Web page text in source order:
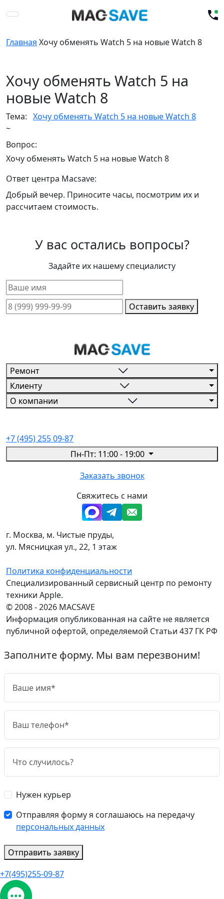
Главная Хочу обменять Watch 5 на новые Watch 8
Хочу обменять Watch 5 на
новые Watch 8
Тема: Хочу обменять Watch 5 на новые Watch 8
~
Вопрос:
Хочу обменять Watch 5 на новые Watch 8
Ответ центра Macsave:
Добрый вечер. Приносите часы, посмотрим их и
рассчитаем стоимость.
У вас остались вопросы?
Задайте их нашему специалисту
Оставить заявку
Ремонт
Клиенту
О компании
+7 (495) 255 09-87
Пн-Пт: 11:00 - 19:00
Заказать звонок
Свяжитесь с нами
г. Москва, м. Чистые пруды,
ул. Мясницкая ул., 22, 1 этаж
Политика конфиденциальности
Специализированный сервисный центр по ремонту
техники Apple.
© 2008 - 2026 MACSAVE
Информация опубликованная на сайте не является
публичной офертой, определяемой Статьи 437 ГК РФ
Заполните форму. Мы вам перезвоним!
Нужен курьер
Отправляя форму я соглашаюсь на передачу
персональных данных
Отправить заявку
+7(495)255-09-87